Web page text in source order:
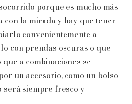
porque es mucho más
con la mirada y hay que tener
convenientemente a
con prendas oscuras o que
a combinaciones se
un accesorio, como un bolso
será siempre fresco y